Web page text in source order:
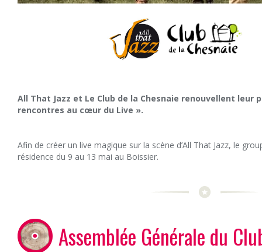
All That Jazz et Le Club de la Chesnaie renouvellent leur
rencontres au cœur du Live ».
Afin de créer un live magique sur la scène d’All That Jazz, le
résidence du 9 au 13 mai au Boissier.
Assemblée Générale du